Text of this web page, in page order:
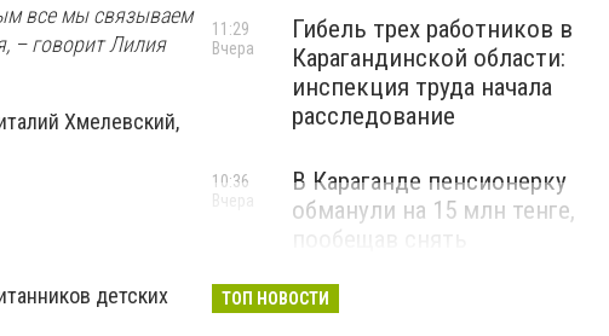
все мы связываем
– говорит Лилия
Хмелевский,
детских
Гибель трех работников в
Карагандинской области:
инспекция труда начала
расследование
11:29
Вчера
В Караганде пенсионерку
обманули на 15 млн тенге,
пообещав снять
ВИДЕО
10:36
Вчера
ТОП НОВОСТИ